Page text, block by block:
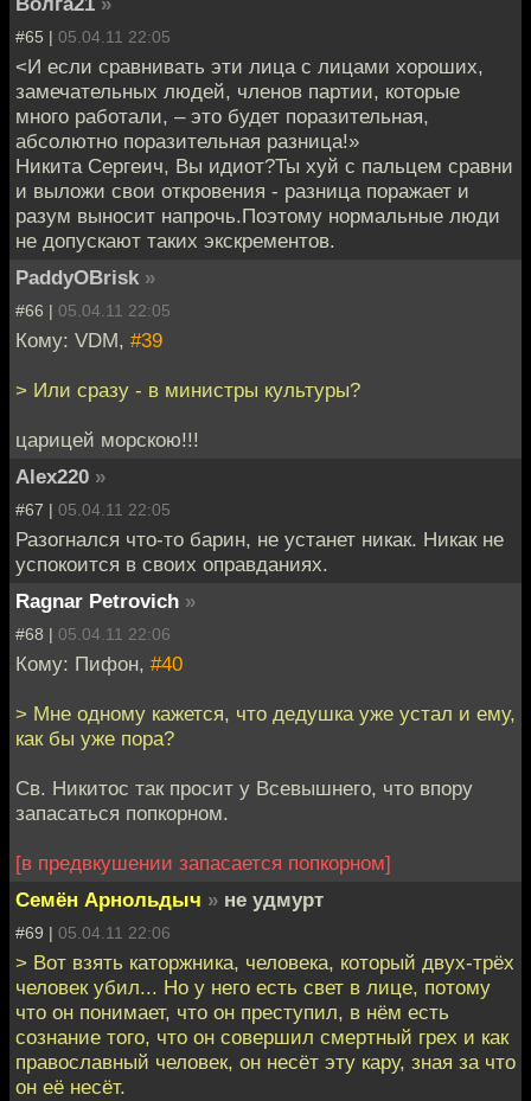
#65 | 05.04.11 22:05
<И если сравнивать эти лица с лицами хороших,
замечательных людей, членов партии, которые
много работали, – это будет поразительная,
абсолютно поразительная разница!»
Никита Сергеич, Вы идиот?Ты хуй с пальцем сравни
и выложи свои откровения - разница поражает и
разум выносит напрочь.Поэтому нормальные люди
не допускают таких экскрементов.
PaddyOBrisk »
#66 | 05.04.11 22:05
Кому: VDM, #39
> Или сразу - в министры культуры?
царицей морскою!!!
Alex220 »
#67 | 05.04.11 22:05
Разогнался что-то барин, не устанет никак. Никак не
успокоится в своих оправданиях.
Ragnar Petrovich »
#68 | 05.04.11 22:06
Кому: Пифон, #40
> Мне одному кажется, что дедушка уже устал и ему,
как бы уже пора?
Св. Никитос так просит у Всевышнего, что впору
запасаться попкорном.
[в предвкушении запасается попкорном]
Семён Арнольдыч » не удмурт
#69 | 05.04.11 22:06
> Вот взять каторжника, человека, который двух-трёх
человек убил... Но у него есть свет в лице, потому
что он понимает, что он преступил, в нём есть
сознание того, что он совершил смертный грех и как
православный человек, он несёт эту кару, зная за что
он её несёт.